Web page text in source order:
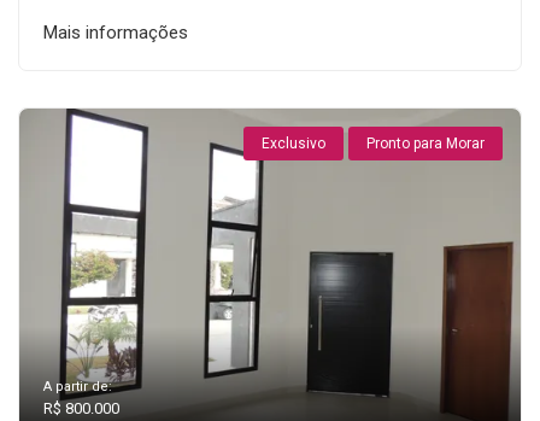
Mais informações
Exclusivo Pronto para Morar
A partir de:
R$ 800.000